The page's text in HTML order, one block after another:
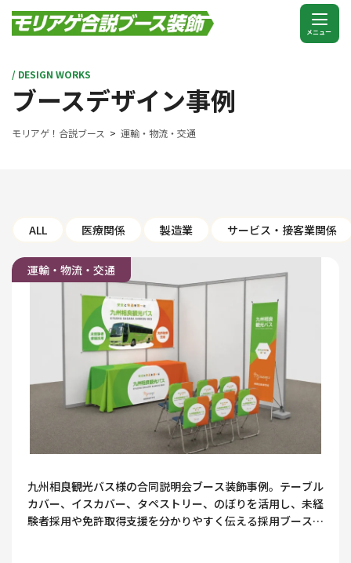
/ DESIGN WORKS
ブースデザイン事例
モリアゲ！合説ブース 運輸・物流・交通
ALL 医療関係 製造業 サービス・接客業関係
運輸・物流・交通
九州相良観光バス様の合同説明会ブース装飾事例。テーブル
カバー、イスカバー、タペストリー、のぼりを活用し、未経
験者採用や免許取得支援を分かりやすく伝える採用ブースデ